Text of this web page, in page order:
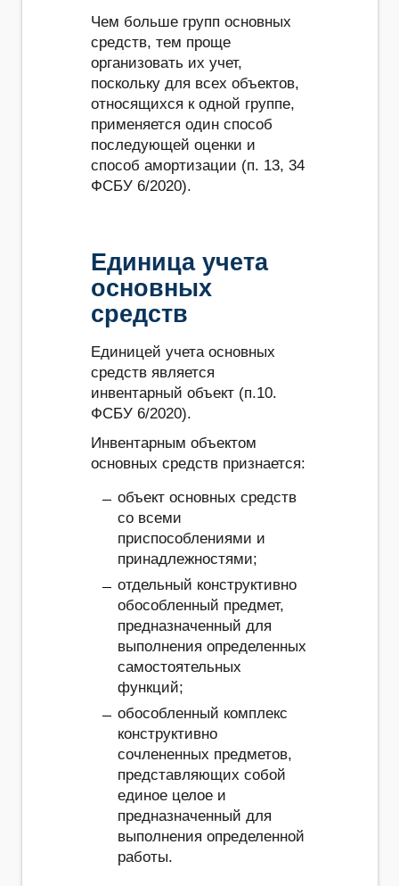
Чем больше групп основных
средств, тем проще
организовать их учет,
поскольку для всех объектов,
относящихся к одной группе,
применяется один способ
последующей оценки и
способ амортизации (п. 13, 34
ФСБУ 6/2020).
Единица учета
основных
средств
Единицей учета основных
средств является
инвентарный объект (п.10.
ФСБУ 6/2020).
Инвентарным объектом
основных средств признается:
объект основных средств
со всеми
приспособлениями и
принадлежностями;
отдельный конструктивно
обособленный предмет,
предназначенный для
выполнения определенных
самостоятельных
функций;
обособленный комплекс
конструктивно
сочлененных предметов,
представляющих собой
единое целое и
предназначенный для
выполнения определенной
работы.